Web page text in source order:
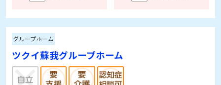
グループホーム
ツクイ蘇我グループホーム